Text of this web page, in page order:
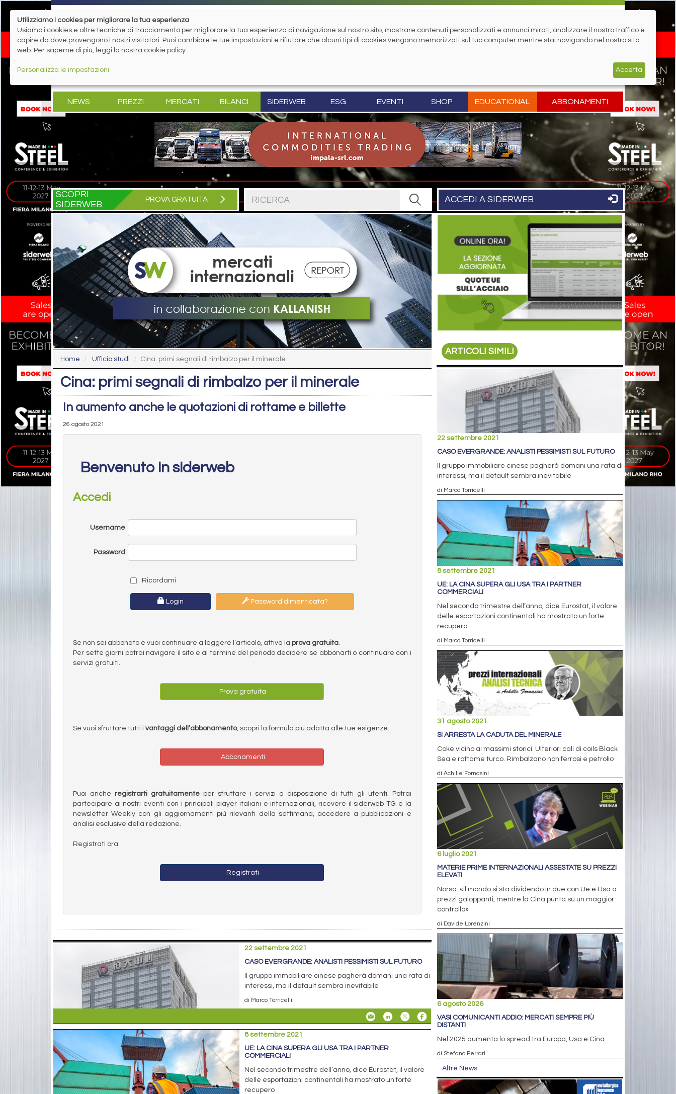
NEWS PREZZI MERCATI BILANCI SIDERWEB ESG EVENTI SHOP EDUCATIONAL ABBONAMENTI
SCOPRI
SIDERWEB
PROVA GRATUITA ACCEDI A SIDERWEB
Home Ufficio studi Cina: primi segnali di rimbalzo per il minerale
Cina: primi segnali di rimbalzo per il minerale
In aumento anche le quotazioni di rottame e billette
26 agosto 2021
Benvenuto in siderweb
Accedi
Username
Password
Ricordami
Login Password dimenticata?
Se non sei abbonato e vuoi continuare a leggere l’articolo, attiva la prova gratuita.
Per sette giorni potrai navigare il sito e al termine del periodo decidere se abbonarti o continuare con i
servizi gratuiti.
Prova gratuita
Se vuoi sfruttare tutti i vantaggi dell’abbonamento, scopri la formula più adatta alle tue esigenze.
Abbonamenti
Puoi anche registrarti gratuitamenteper sfruttare i servizi a disposizione di tutti gli utenti. Potrai
partecipare ai nostri eventi con i principali player italiani e internazionali, ricevere il siderweb TG e la
newsletter Weekly con gli aggiornamenti più rilevanti della settimana, accedere a pubblicazioni e
analisi esclusive della redazione.
Registrati ora.
Registrati
22 settembre 2021
CASO EVERGRANDE: ANALISTI PESSIMISTI SUL FUTURO
Il gruppo immobiliare cinese pagherà domani una rata di
interessi, ma il default sembra inevitabile
di Marco Torricelli
8 settembre 2021
UE: LA CINA SUPERA GLI USA TRA I PARTNER
COMMERCIALI
Nel secondo trimestre dell’anno, dice Eurostat, il valore
delle esportazioni continentali ha mostrato un forte
recupero
ARTICOLI SIMILI
22 settembre 2021
CASO EVERGRANDE: ANALISTI PESSIMISTI SUL FUTURO
Il gruppo immobiliare cinese pagherà domani una rata di
interessi, ma il default sembra inevitabile
di Marco Torricelli
8 settembre 2021
UE: LA CINA SUPERA GLI USA TRA I PARTNER
COMMERCIALI
Nel secondo trimestre dell’anno, dice Eurostat, il valore
delle esportazioni continentali ha mostrato un forte
recupero
di Marco Torricelli
31 agosto 2021
SI ARRESTA LA CADUTA DEL MINERALE
Coke vicino ai massimi storici. Ulteriori cali di coils Black
Sea e rottame turco. Rimbalzano non ferrosi e petrolio
di Achille Fornasini
6 luglio 2021
MATERIE PRIME INTERNAZIONALI ASSESTATE SU PREZZI
ELEVATI
Norsa: «Il mondo si sta dividendo in due con Ue e Usa a
prezzi galoppanti, mentre la Cina punta su un maggior
controllo»
di Davide Lorenzini
6 agosto 2026
VASI COMUNICANTI ADDIO: MERCATI SEMPRE PIÙ
DISTANTI
Nel 2025 aumenta lo spread tra Europa, Usa e Cina
di Stefano Ferrari
Altre News
Utilizziamo i cookies per migliorare la tua esperienza
Usiamo i cookies e altre tecniche di tracciamento per migliorare la tua esperienza di navigazione sul nostro sito, mostrare contenuti personalizzati e annunci mirati, analizzare il nostro traffico e
capire da dove provengono i nostri visitatori. Puoi cambiare le tue impostazioni e rifiutare che alcuni tipi di cookies vengano memorizzati sul tuo computer mentre stai navigando nel nostro sito
web. Per saperne di più, leggi la nostra cookie policy.
Personalizza le impostazioni Accetta